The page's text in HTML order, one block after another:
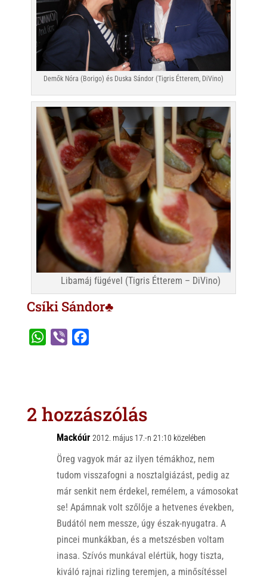
Demők Nóra (Borigo) és Duska Sándor (Tigris Étterem, DiVino)
Libamáj fügével (Tigris Étterem – DiVino)
Csíki Sándor♣
A
o
o
2 hozzászólás
Mackóúr 2012. május 17.-n 21:10 közelében
Öreg vagyok már az ilyen témákhoz, nem
tudom visszafogni a nosztalgiázást, pedig az
már senkit nem érdekel, remélem, a vámosokat
se! Apámnak volt szőlője a hetvenes években,
Budától nem messze, úgy észak-nyugatra. A
pincei munkákban, és a metszésben voltam
inasa. Szívós munkával elértük, hogy tiszta,
kiváló rajnai rizling teremjen, a minősítéssel